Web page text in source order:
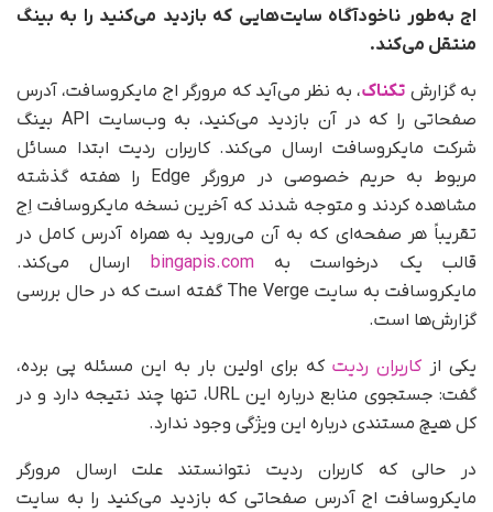
اج به‌طور ناخودآگاه سایت‌هایی که بازدید می‌کنید را به بینگ
منتقل می‌کند.
به گزارش تکناک، به نظر می‌آید که مرورگر اج مایکروسافت، آدرس
صفحاتی را که در آن بازدید می‌کنید، به وب‌سایت API بینگ
شرکت مایکروسافت ارسال می‌کند. کاربران ردیت ابتدا مسائل
مربوط به حریم خصوصی در مرورگر Edge را هفته گذشته
مشاهده کردند و متوجه شدند که آخرین نسخه‌ مایکروسافت اِج
تقریباً هر صفحه‌ای که به آن می‌روید به همراه آدرس کامل در
قالب یک درخواست بهbingapis.com ارسال می‌کند.
مایکروسافت به سایت The Verge گفته است که در حال بررسی
گزارش‌ها است.
یکی ازکاربران ردیت که برای اولین بار به این مسئله پی برده،
گفت: جستجوی منابع درباره این URL، تنها چند نتیجه دارد و در
کل هیچ مستندی درباره این ویژگی وجود ندارد.
در حالی که کاربران ردیت نتوانستند علت ارسال مرورگر
مایکروسافت اج آدرس صفحاتی که بازدید می‌کنید را به سایت